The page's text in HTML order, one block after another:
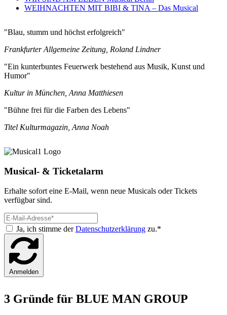
WEIHNACHTEN MIT BIBI & TINA – Das Musical
"Blau, stumm und höchst erfolgreich"
Frankfurter Allgemeine Zeitung, Roland Lindner
"Ein kunterbuntes Feuerwerk bestehend aus Musik, Kunst und
Humor"
Kultur in München, Anna Matthiesen
"Bühne frei für die Farben des Lebens"
Titel Kulturmagazin, Anna Noah
Musical- & Ticketalarm
Erhalte sofort eine E-Mail, wenn neue Musicals oder Tickets
verfügbar sind.
Ja, ich stimme derDatenschutzerklärung zu.*
Anmelden
3 Gründe für BLUE MAN GROUP